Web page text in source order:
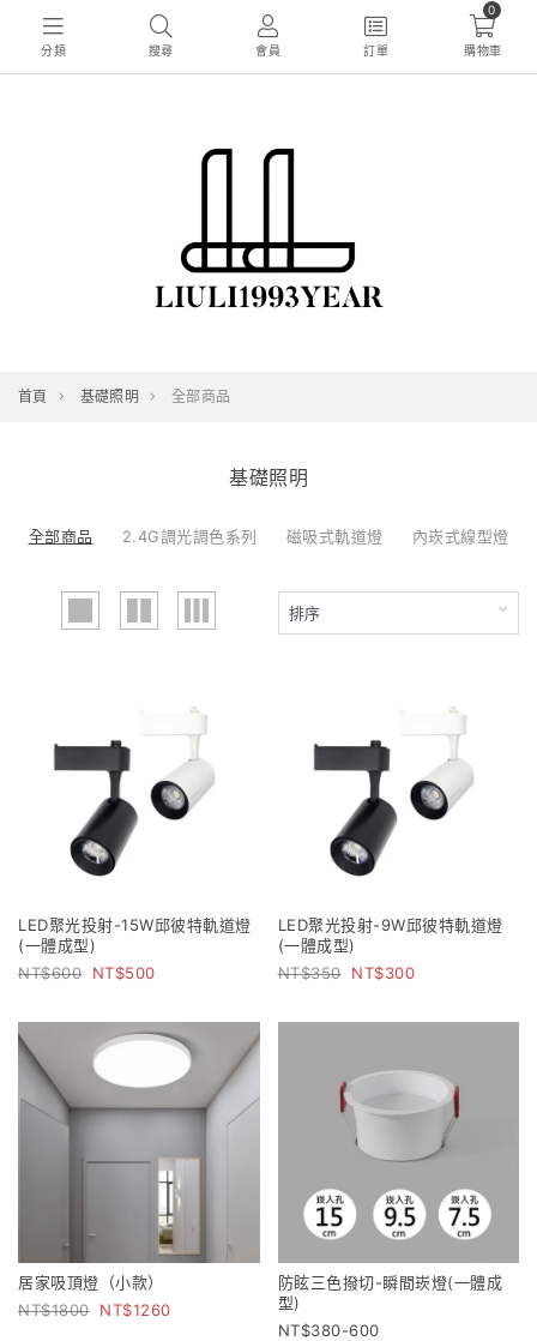
分類 搜尋 會員 訂單
0
購物車
首頁 基礎照明 全部商品
基礎照明
全部商品 2.4G調光調色系列 磁吸式軌道燈 內崁式線型燈
LED聚光投射-15W邱彼特軌道燈
(一體成型)
600
500
LED聚光投射-9W邱彼特軌道燈
(一體成型)
350
300
居家吸頂燈（小款）
1800
1260
防眩三色撥切-瞬間崁燈(一體成
型)
380-600